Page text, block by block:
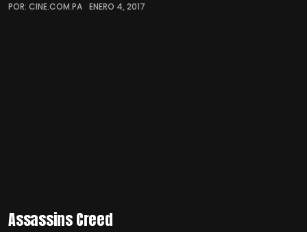
POR: CINE.COM.PA ENERO 4, 2017
Assassins Creed